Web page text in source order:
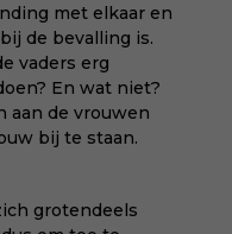
met elkaar en
de bevalling is.
vaders erg
En wat niet?
aan de vrouwen
bij te staan.
grotendeels